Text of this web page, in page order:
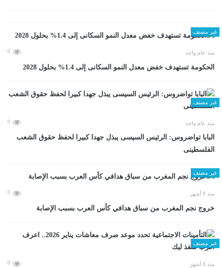
غير مصنف
منذ عام واحد 0
الحكومة تستهدف خفض معدل النمو السكانى إلى 1.4% بحلول 2028
غير مصنف
منذ عام واحد 0
البابا تواضروس: الرئيس السيسى يبذل جهدا كبيرا لحفظ حقوق الشعب
الفلسطينى
غير مصنف
منذ 8 أشهر 0
خروج نجم المغرب من سباق هدافي كأس العرب بسبب الإصابة
غير مصنف
منذ 8 أشهر 0